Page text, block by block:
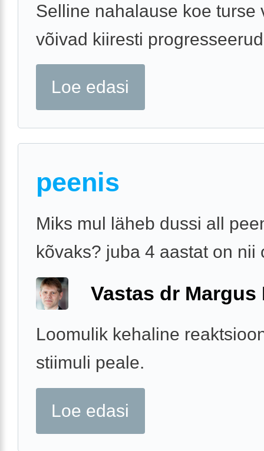
Selline nahalause koe turse
võivad kiiresti
Loe edasi
peenis
Miks mul läheb dussi all
kõvaks? juba 4 aastat on nii
Vastas dr Margus
Loomulik kehaline
stiimuli peale.
Loe edasi